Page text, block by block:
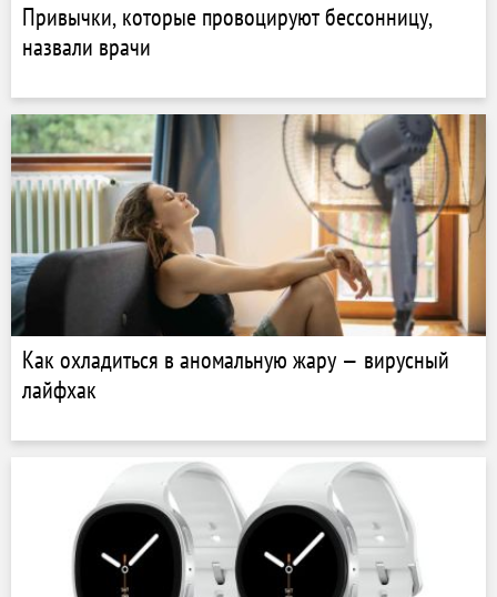
Привычки, которые провоцируют бессонницу,
назвали врачи
Как охладиться в аномальную жару — вирусный
лайфхак